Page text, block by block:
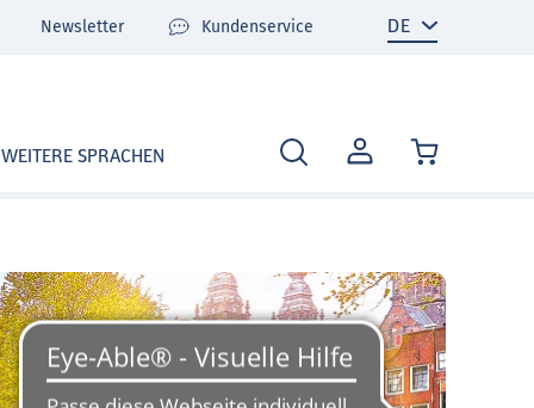
MEIN
KONTO
WEITERE SPRACHEN
Newsletter Kundenservice